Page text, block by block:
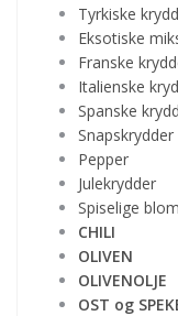
Tyrkiske
Eksotiske
Franske
Italienske
Spanske
Snapskrydder
Pepper
Julekrydder
Spiselige
CHILI
OLIVEN
OLIVENOLJE
OST og